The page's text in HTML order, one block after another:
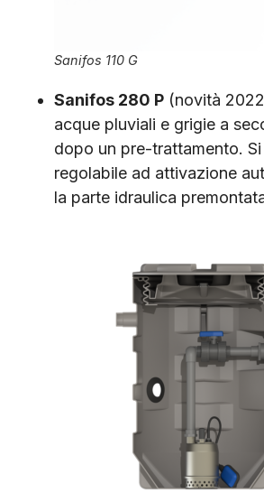
Sanifos 110 G
Sanifos 280 P (novità
acque pluviali e grigie a
dopo un pre-trattamento.
regolabile ad attivazione
la parte idraulica